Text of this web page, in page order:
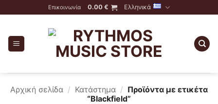
to
Επικοινωνία 0.00 € Ελληνικά
Αρχική σελίδα / Κατάστημα / Προϊόντα με ετικέτα
“Blackfield”